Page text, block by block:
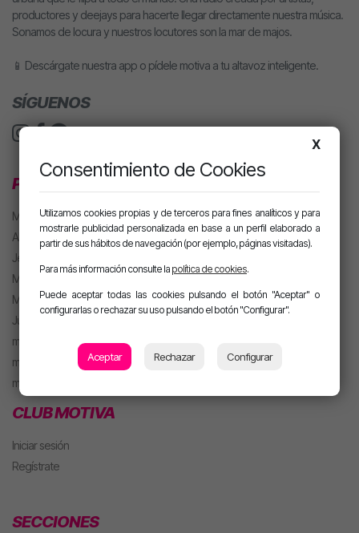
productores y deejays para hacerte llegar directamente nuestra música.
Sonamos de locura y nuestros locutores son la mar de majos.
📱 Descárgate nuestra app o pídele motiva a tu altavoz inteligente.
SÍGUENOS
PROGRAMACIÓN
MJ
Alan González
Jesús Sánchez
Mel Pescuezo
Manu Rubio
Juanma Arriaza
motiva HOT
motiva PARTY con Alan
m. PARTY Extended
CLUB MOTIVA
Iniciar sesión
Regístrate
SECCIONES
X
Consentimiento de Cookies
Utilizamos cookies propias y de terceros para fines analíticos y para
mostrarle publicidad personalizada en base a un perfil elaborado a
partir de sus hábitos de navegación (por ejemplo, páginas visitadas).
Para más información consulte la política de cookies.
Puede aceptar todas las cookies pulsando el botón "Aceptar" o
configurarlas o rechazar su uso pulsando el botón "Configurar".
Aceptar Rechazar Configurar